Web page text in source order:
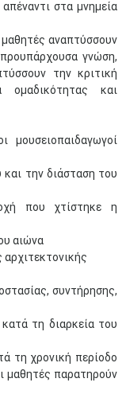
στα μνημεία
μαθητές αναπτύσσουν
γνώση,
την κριτική
ομαδικότητας και
την διάσταση του
που χτίστηκε η
αιώνα
συντήρησης,
τη διαρκεία του
τη χρονική περίοδο
μαθητές παρατηρούν